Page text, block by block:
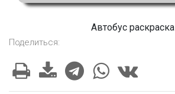
Автобус раскраска
Поделиться: